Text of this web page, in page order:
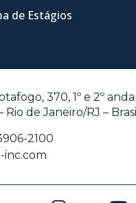
de Estágios
370, 1º e 2º
Rio de Janeiro/RJ – Brasil
2100
inc.com